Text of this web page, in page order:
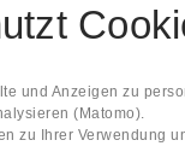
und Anzeigen zu
(Matomo).
zu Ihrer Verwendung